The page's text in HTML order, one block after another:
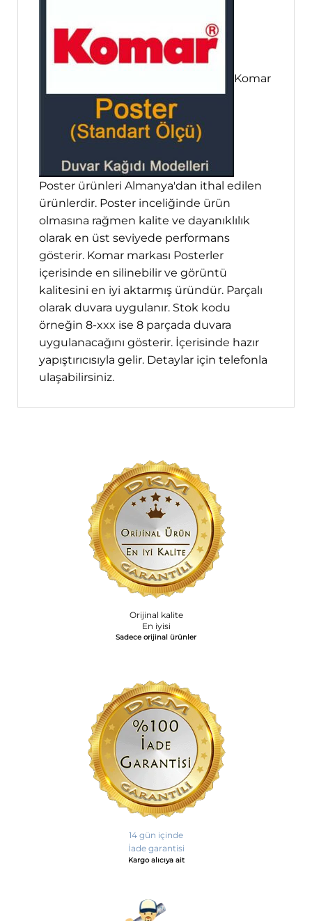
Komar
Poster ürünleri Almanya'dan ithal edilen
ürünlerdir. Poster inceliğinde ürün
olmasına rağmen kalite ve dayanıklılık
olarak en üst seviyede performans
gösterir. Komar markası Posterler
içerisinde en silinebilir ve görüntü
kalitesini en iyi aktarmış üründür. Parçalı
olarak duvara uygulanır. Stok kodu
örneğin 8-xxx ise 8 parçada duvara
uygulanacağını gösterir. İçerisinde hazır
yapıştırıcısıyla gelir. Detaylar için telefonla
ulaşabilirsiniz.
Orijinal kalite
En iyisi
Sadece orijinal ürünler
14 gün içinde
İade garantisi
Kargo alıcıya ait